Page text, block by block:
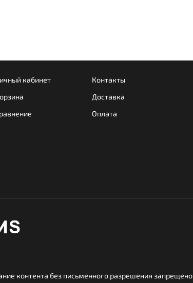
кабинет
Контакты
Доставка
Оплата
контента без письменного разрешения запрещено